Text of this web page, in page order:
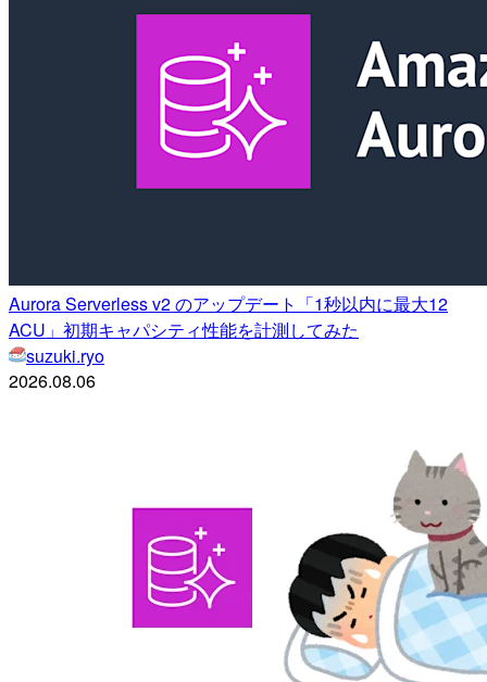
Aurora Serverless v2 のアップデート「1秒以内に最大12
ACU」初期キャパシティ性能を計測してみた
suzuki.ryo
2026.08.06